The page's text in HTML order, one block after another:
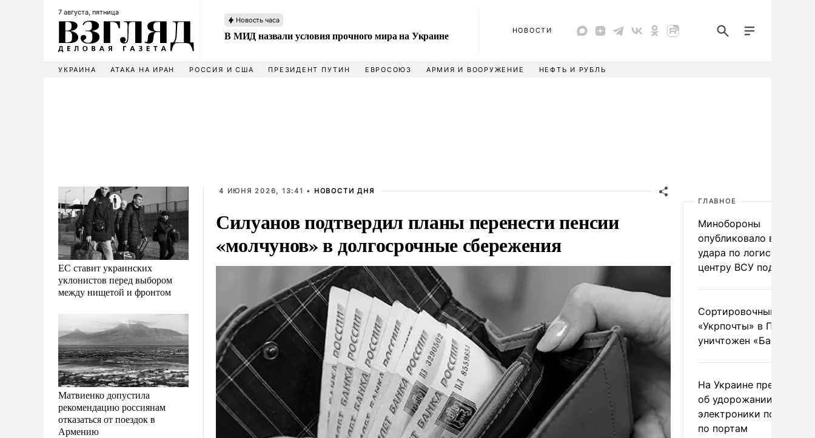
7 августа, пятница
Новость часа
В МИД назвали условия прочного мира на Украине НОВОСТИ
УКРАИНА АТАКА НА ИРАН РОССИЯ И США ПРЕЗИДЕНТ ПУТИН ЕВРОСОЮЗ АРМИЯ И ВООРУЖЕНИЕ НЕФТЬ И РУБЛЬ
ЕС ставит украинских
уклонистов перед выбором
между нищетой и фронтом
Матвиенко допустила
рекомендацию россиянам
отказаться от поездок в
Армению
4 ИЮНЯ 2026, 13:41 • НОВОСТИ ДНЯ
Силуанов подтвердил планы перенести пенсии
«молчунов» в долгосрочные сбережения
ГЛАВНОЕ
Минобороны
опубликовало видео
удара по
центру ВСУ под Киевом
Сортировочный пункт
«Укрпочты» в
уничтожен
На Украине
об удорожании
электроники после
по портам